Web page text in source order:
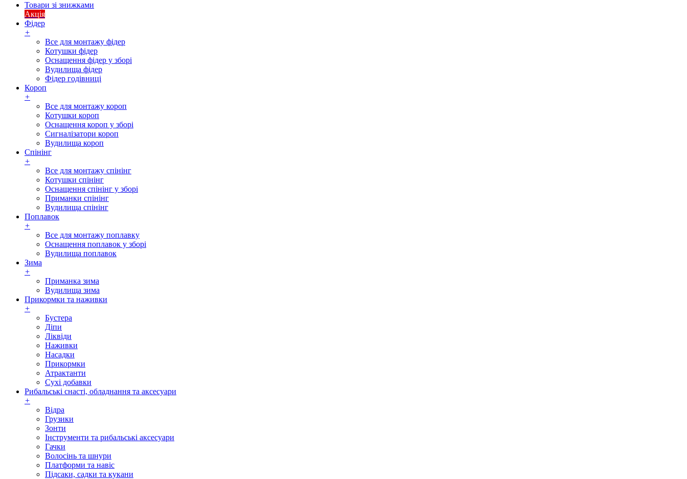
Товари зі знижками
Акція
Фідер
+
Все для монтажу фідер
Котушки фідер
Оснащення фідер у зборі
Вудилища фідер
Фідер годівниці
Короп
+
Все для монтажу короп
Котушки короп
Оснащення короп у зборі
Сигналізатори короп
Вудилища короп
Спінінг
+
Все для монтажу спінінг
Котушки спінінг
Оснащення спінінг у зборі
Приманки спінінг
Вудилища спінінг
Поплавок
+
Все для монтажу поплавку
Оснащення поплавок у зборі
Вудилища поплавок
Зима
+
Приманка зима
Вудилища зима
Прикормки та наживки
+
Бустера
Діпи
Ліквіди
Наживки
Насадки
Прикормки
Атрактанти
Сухі добавки
Рибальські снасті, обладнання та аксесуари
+
Відра
Грузики
Зонти
Інструменти та рибальські аксесуари
Гачки
Волосінь та шнури
Платформи та навіс
Підсаки, садки та кукани